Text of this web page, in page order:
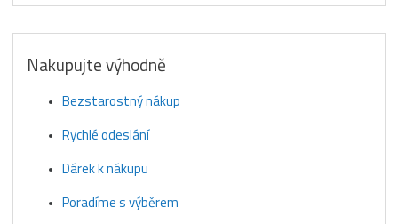
Nakupujte výhodně
Bezstarostný nákup
Rychlé odeslání
Dárek k nákupu
Poradíme s výběrem